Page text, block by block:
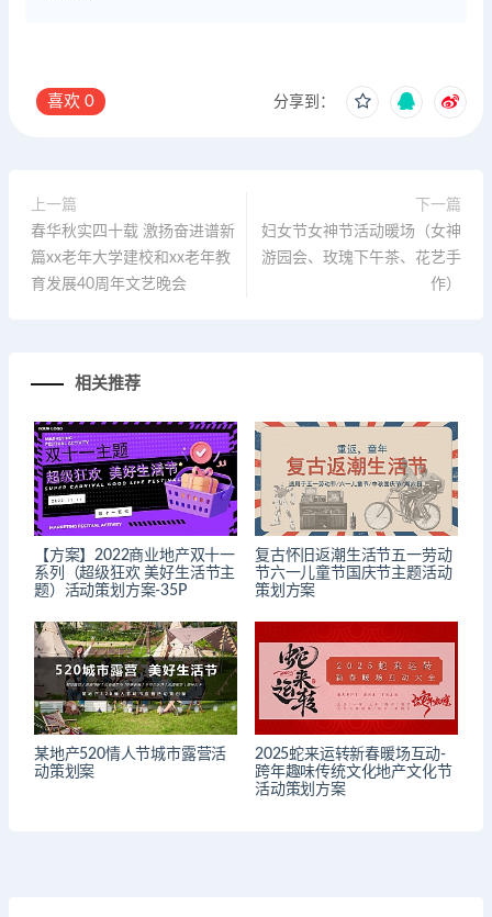
喜欢 0 分享到：
上一篇
春华秋实四十载 激扬奋进谱新
篇xx老年大学建校和xx老年教
育发展40周年文艺晚会
下一篇
妇女节女神节活动暖场（女神
游园会、玫瑰下午茶、花艺手
作）
相关推荐
【方案】2022商业地产双十一
系列（超级狂欢 美好生活节主
题）活动策划方案-35P
复古怀旧返潮生活节五一劳动
节六一儿童节国庆节主题活动
策划方案
某地产520情人节城市露营活
动策划案
2025蛇来运转新春暖场互动-
跨年趣味传统文化地产文化节
活动策划方案